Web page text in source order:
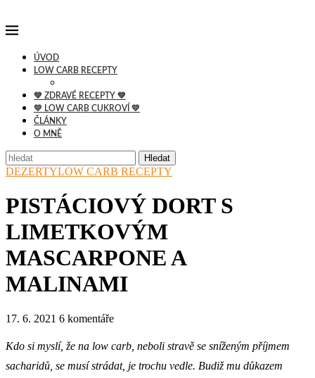
ÚVOD
LOW CARB RECEPTY
💚 ZDRAVÉ RECEPTY 💚
💛 LOW CARB CUKROVÍ 💛
ČLÁNKY
O MNĚ
Hledat
DEZERTYLOW CARB RECEPTY
PISTÁCIOVÝ DORT S
LIMETKOVÝM
MASCARPONE A
MALINAMI
17. 6. 2021 6 komentáře
Kdo si myslí, že na low carb, neboli stravě se sníženým příjmem
sacharidů, se musí strádat, je trochu vedle. Budiž mu důkazem